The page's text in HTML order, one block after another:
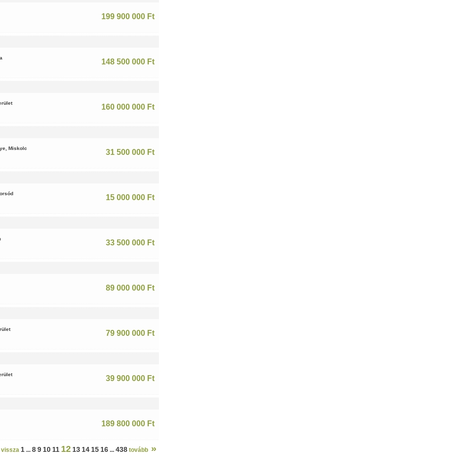
199 900 000 Ft
148 500 000 Ft
160 000 000 Ft
31 500 000 Ft
Miskolc
15 000 000 Ft
33 500 000 Ft
89 000 000 Ft
79 900 000 Ft
39 900 000 Ft
189 800 000 Ft
vissza 1 ... 89 10 11 12 13 14 15 16 ... 438 tovább »